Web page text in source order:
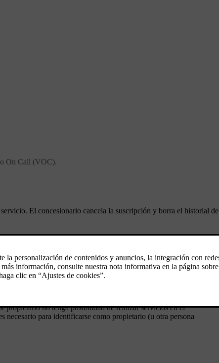
On Call (VOC).
El concesionario cancela la suscripción y borra el historial de
suscripción al usuario nuevo. Es importante que los datos de
propietario no tenga posibilidad de realizar servicios en el
para identificarse como propietario (u otra persona